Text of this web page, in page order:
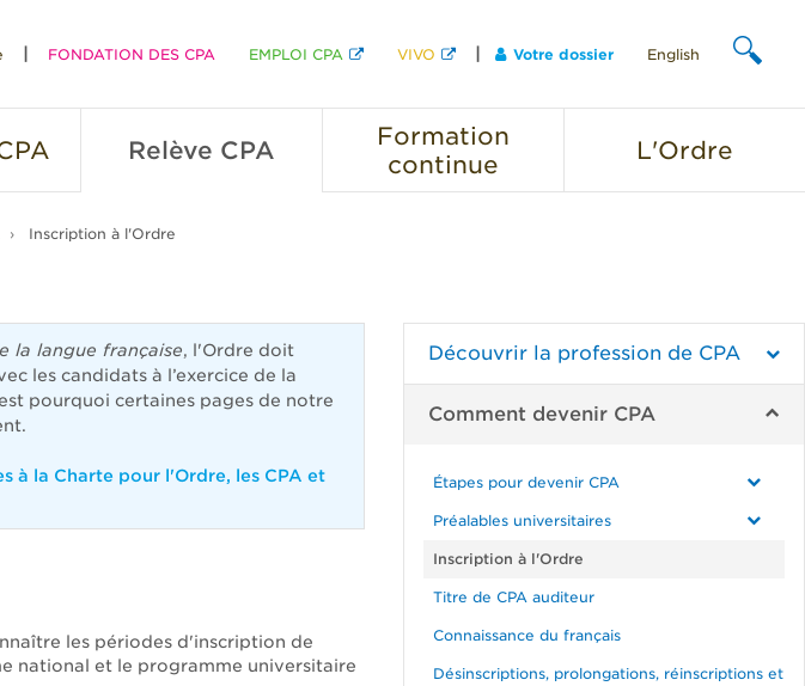
FONDATION DES CPA EMPLOI CPA VIVO Votre dossier English
Relève CPA
Formation
continue
L'Ordre
Inscription à l'Ordre
la langue française, l'Ordre doit
les candidats à l’exercice de la
pourquoi certaines pages de notre
à la Charte pour l'Ordre, les CPA et
les périodes d'inscription de
national et le programme universitaire
Découvrir la profession de CPA
Comment devenir CPA
Étapes pour devenir CPA
Préalables universitaires
Inscription à l'Ordre
Titre de CPA auditeur
Connaissance du français
Désinscriptions, prolongations, réinscriptions et